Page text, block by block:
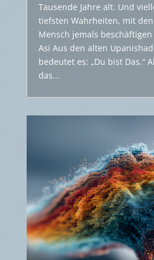
Tausende Jahre alt. Und
tiefsten Wahrheiten, mit
Mensch jemals beschäftigen
Asi Aus den alten
bedeutet es: „Du bist Das.“
das...